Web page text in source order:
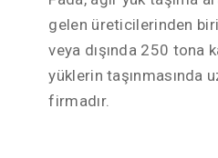
gelen üreticilerinden
veya dışında 250 tona
yüklerin taşınmasında
firmadır.